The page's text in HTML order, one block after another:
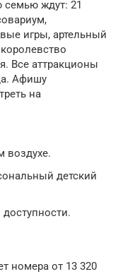
семью ждут: 21
игры, артельный
Все аттракционы
Афишу
на
воздухе.
детский
номера от 13 320